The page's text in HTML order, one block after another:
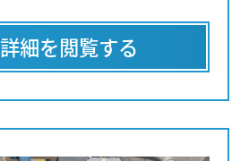
詳細を閲覧する